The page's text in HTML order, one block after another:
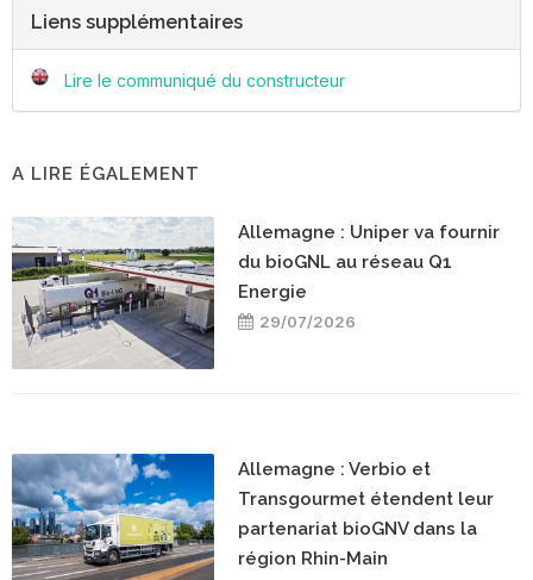
Liens supplémentaires
Lire le communiqué du constructeur
A LIRE ÉGALEMENT
Allemagne : Uniper va fournir
du bioGNL au réseau Q1
Energie
29/07/2026
Allemagne : Verbio et
Transgourmet étendent leur
partenariat bioGNV dans la
région Rhin-Main